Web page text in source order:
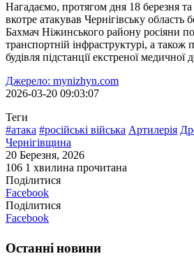
Нагадаємо, протягом дня 18 березня
вкотре атакував Чернігівську область
Бахмач Ніжинського району росіяни
транспортній інфраструктурі, а також
будівля підстанції екстреної медичної
Джерело: mynizhyn.com
2026-03-20 09:03:07
Теги
#атака #російські війська Артилерія
Чернігівщина
20 Березня, 2026
106 1 хвилина прочитана
Поділитися
Facebook
Поділитися
Facebook
Останні новини